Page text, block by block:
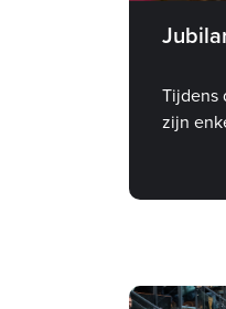
Tijdens
zijn